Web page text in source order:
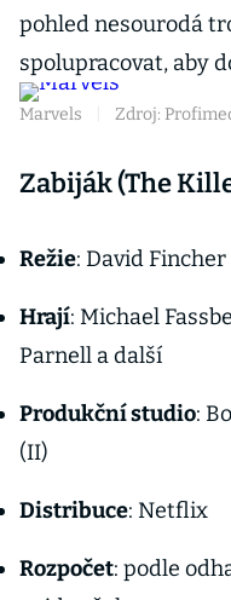
pohled nesourodá
spolupracovat, aby
Marvels Zdroj:
Zabiják (The
Režie: David Fincher
Hrají: Michael
Parnell a další
Produkční studio:
(II)
Distribuce: Netflix
Rozpočet: podle